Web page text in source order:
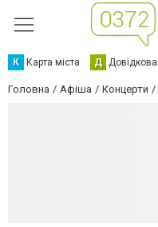
К Карта міста Д Довідкова
Головна Афіша Концерти